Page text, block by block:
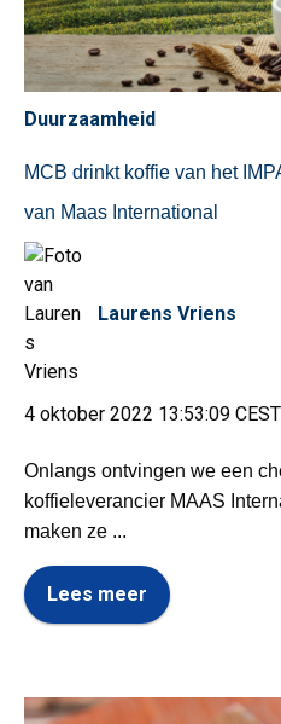
Duurzaamheid
MCB drinkt koffie van het
van Maas International
Laurens Vriens
4 oktober 2022 13:53:09 CEST
Onlangs ontvingen we een
koffieleverancier MAAS
maken ze ...
Lees meer